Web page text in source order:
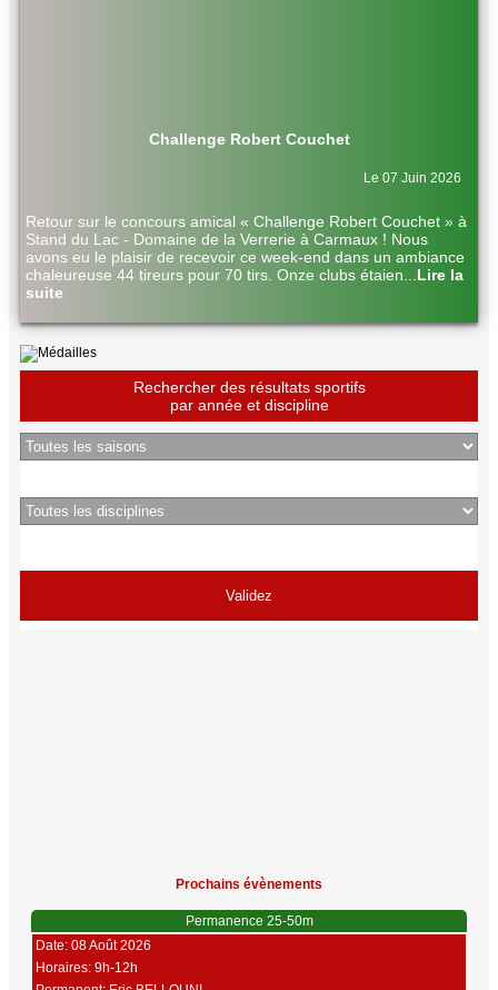
Challenge Robert Couchet
Le 07 Juin 2026
Retour sur le concours amical « Challenge Robert Couchet » à
Stand du Lac - Domaine de la Verrerie à Carmaux ! Nous
avons eu le plaisir de recevoir ce week-end dans un ambiance
chaleureuse 44 tireurs pour 70 tirs. Onze clubs étaien
Lire la
suite
Rechercher des résultats sportifs
par année et discipline
Prochains évènements
Permanence 25-50m
Date: 08 Août 2026
Horaires: 9h-12h